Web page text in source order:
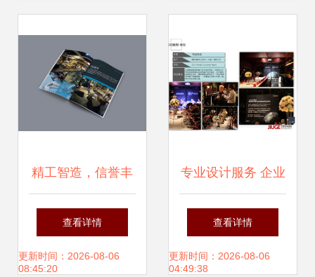
精工智造，信誉丰
碑 检测认证宣传册
全案设计与印刷指
查看详情
更新时间：2026-08-06
08:45:20
专业设计服务 企业
会议活动产品推广
的强力引擎
查看详情
更新时间：2026-08-06
04:49:38